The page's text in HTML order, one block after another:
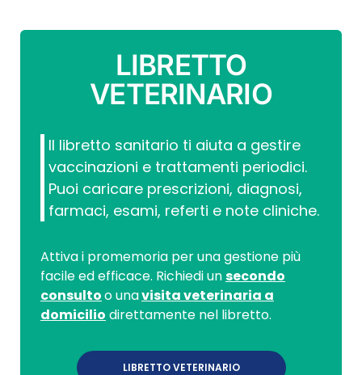
LIBRETTO
VETERINARIO
Il libretto sanitario ti aiuta a gestire
vaccinazioni e trattamenti periodici.
Puoi caricare prescrizioni, diagnosi,
farmaci, esami, referti e note cliniche.
Attiva i promemoria per una gestione più
facile ed efficace. Richiedi unsecondo
consultoo unavisita veterinaria a
domicilio direttamente nel libretto.
LIBRETTO VETERINARIO